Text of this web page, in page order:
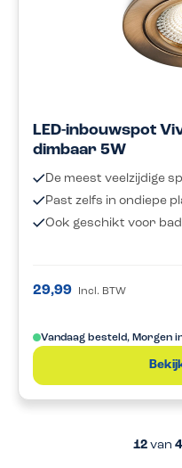
LED-inbouwspot
dimbaar 5W
De meest veelzijdige
Past zelfs in ondiepe
Ook geschikt voor
29,99 Incl. BTW
Vandaag besteld, Morgen
12 van